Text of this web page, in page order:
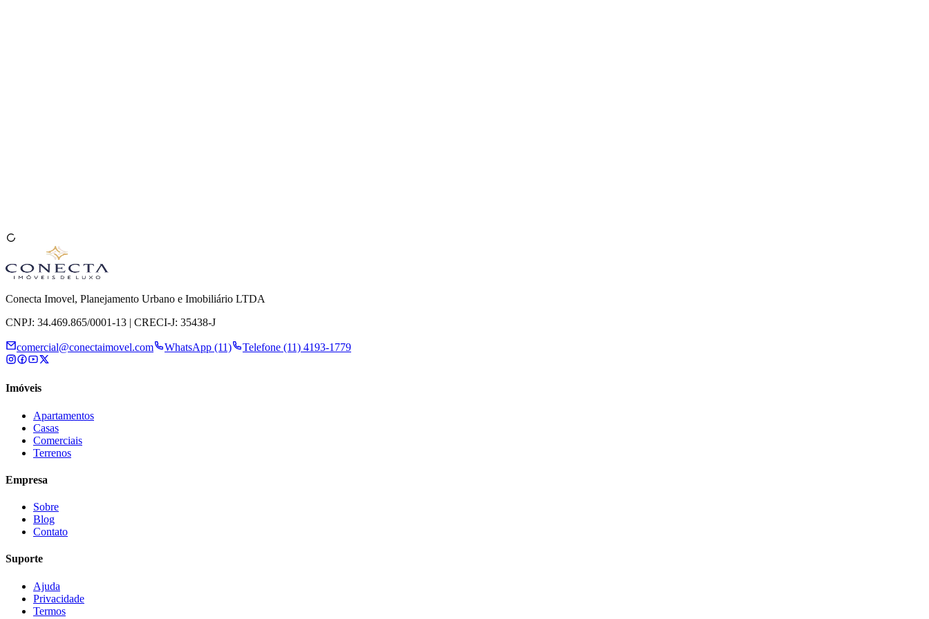
Conecta Imovel, Planejamento Urbano e Imobiliário LTDA
CNPJ: 34.469.865/0001-13 | CRECI-J: 35438-J
comercial@conectaimovel.com WhatsApp (11) Telefone (11) 4193-1779
Imóveis
Apartamentos
Casas
Comerciais
Terrenos
Empresa
Sobre
Blog
Contato
Suporte
Ajuda
Privacidade
Termos